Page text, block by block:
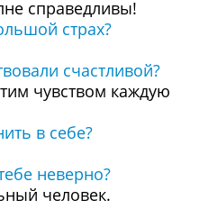
справедливы!
страх?
счастливой?
чувством каждую
в себе?
неверно?
человек.